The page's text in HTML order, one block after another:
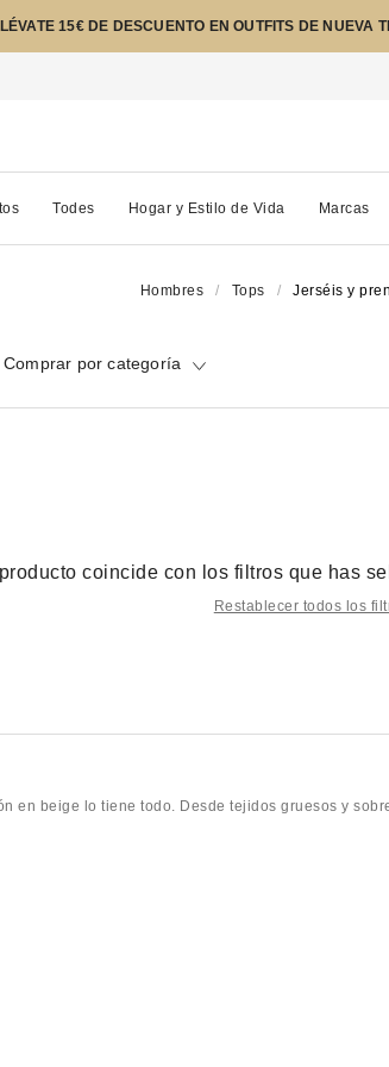
15€ DE DESCUENTO EN OUTFITS DE NUEVA
Todes Hogar y Estilo de Vida Marcas
Hombres Tops Jerséis y
Comprar por categoría
coincide con los filtros que has
Restablecer todos los
en beige lo tiene todo. Desde tejidos gruesos y